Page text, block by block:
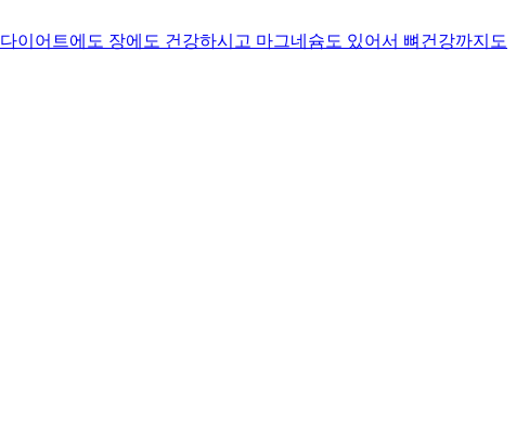
이어트에도 장에도 건강하시고 마그네슘도 있어서 뼈건강까지도